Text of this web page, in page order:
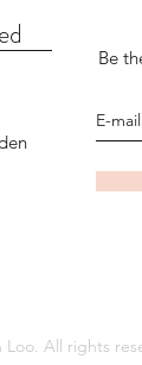
Be
Loo. All rights